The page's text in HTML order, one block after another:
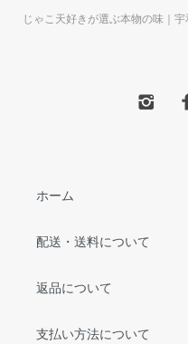
じゃこ天好きが選ぶ本物の味｜
ホーム
配送・送料について
返品について
支払い方法について